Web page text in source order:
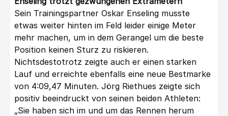
Sein Trainingspartner Oskar Enseling musste
etwas weiter hinten im Feld leider einige Meter
mehr machen, um in dem Gerangel um die beste
Position keinen Sturz zu riskieren.
Nichtsdestotrotz zeigte auch er einen starken
Lauf und erreichte ebenfalls eine neue Bestmarke
von 4:09,47 Minuten. Jörg Riethues zeigte sich
positiv beeindruckt von seinen beiden Athleten:
„Sie haben sich im und um das Rennen herum